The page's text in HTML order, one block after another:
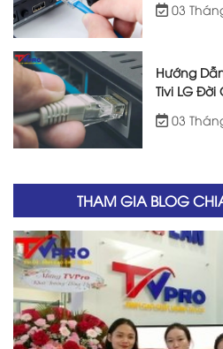
03
Hướng
Tivi LG Đời
03
THAM GIA BLOG